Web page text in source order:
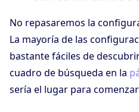
No repasaremos la
La mayoría de las
bastante fáciles de
cuadro de búsqueda en la
sería el lugar para